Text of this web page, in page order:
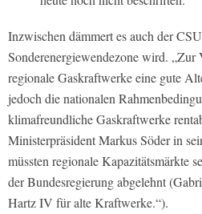
Inzwischen dämmert es auch der
Sonderenergiewendezone wird. „Zur
regionale Gaskraftwerke eine gute
jedoch die nationalen
klimafreundliche Gaskraftwerke
Ministerpräsident Markus Söder in
müssten regionale Kapazitätsmärkte
der Bundesregierung abgelehnt
Hartz IV für alte Kraftwerke.“).